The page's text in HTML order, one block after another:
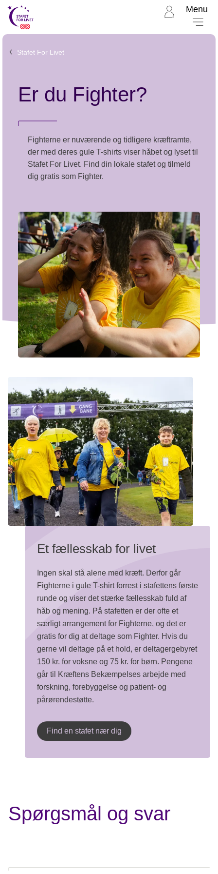
Til
Stafet
livet
Menu
Stafet For Livet
Er du Fighter?
Fighterne er nuværende og tidligere kræftramte,
der med deres gule T-shirts viser håbet og lyset til
Stafet For Livet. Find din lokale stafet og tilmeld
dig gratis som Fighter.
Et fællesskab for livet
Ingen skal stå alene med kræft. Derfor går
Fighterne i gule T-shirt forrest i stafettens første
runde og viser det stærke fællesskab fuld af
håb og mening. På stafetten er der ofte et
særligt arrangement for Fighterne, og det er
gratis for dig at deltage som Fighter. Hvis du
gerne vil deltage på et hold, er deltagergebyret
150 kr. for voksne og 75 kr. for børn. Pengene
går til Kræftens Bekæmpelses arbejde med
forskning, forebyggelse og patient- og
pårørendestøtte.
Find en stafet nær dig
Spørgsmål og svar